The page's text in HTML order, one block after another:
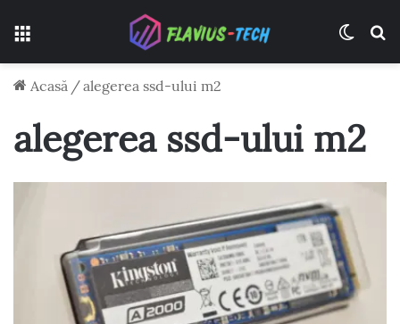
Acasă /alegerea ssd-ului m2
alegerea ssd-ului m2